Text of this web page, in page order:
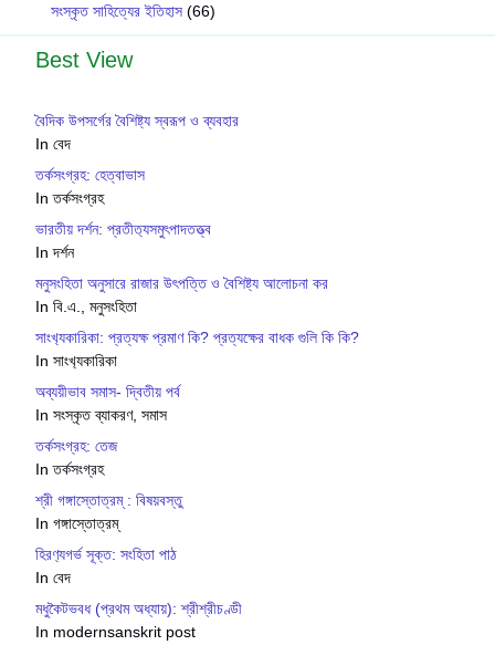
সংস্কৃত সাহিত্যের ইতিহাস (66)
Best View
বৈদিক উপসর্গের বৈশিষ্ট‍্য স্বরূপ ও ব্যবহার
In বেদ
তর্কসংগ্রহ: হেত্বাভাস
In তর্কসংগ্রহ
ভারতীয় দর্শন: প্রতীত‍্যসমুৎপাদতত্ত্ব
In দর্শন
মনুসংহিতা অনুসারে রাজার উৎপত্তি ও বৈশিষ্ট্য আলোচনা কর
In বি.এ., মনুসংহিতা
সাংখ‍্যকারিকা: প্রত্যক্ষ প্রমাণ কি? প্রত্যক্ষের বাধক গুলি কি কি?
In সাংখ‍্যকারিকা
অব্যয়ীভাব সমাস- দ্বিতীয় পর্ব
In সংস্কৃত ব্যাকরণ, সমাস
তর্কসংগ্রহ: তেজ
In তর্কসংগ্রহ
শ্রী গঙ্গাস্তোত্রম্ : বিষয়বস্তু
In গঙ্গাস্তোত্রম্
হিরণ‍্যগর্ভ সূক্ত: সংহিতা পাঠ
In বেদ
মধুকৈটভবধ (প্রথম অধ্যায়): শ্রীশ্রীচণ্ডী
In modernsanskrit post